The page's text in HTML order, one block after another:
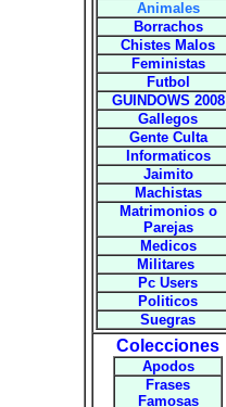
Animales
Borrachos
Chistes Malos
Feministas
Futbol
GUINDOWS 2008
Gallegos
Gente Culta
Informaticos
Jaimito
Machistas
Matrimonios o
Parejas
Medicos
Militares
Pc Users
Politicos
Suegras
Colecciones
Apodos
Frases
Famosas